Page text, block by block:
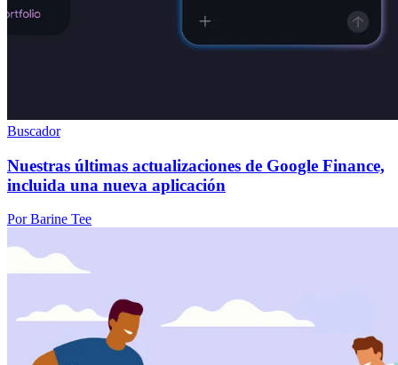
Buscador
Nuestras últimas actualizaciones de Google Finance,
incluida una nueva aplicación
Por Barine Tee